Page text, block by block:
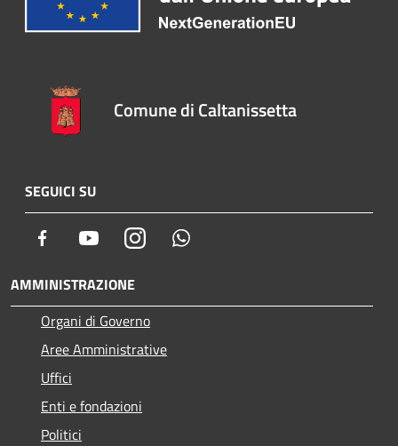
Comune di Caltanissetta
SEGUICI SU
Facebook YoutubeInstagram
AMMINISTRAZIONE
Organi di Governo
Aree Amministrative
Uffici
Enti e fondazioni
Politici